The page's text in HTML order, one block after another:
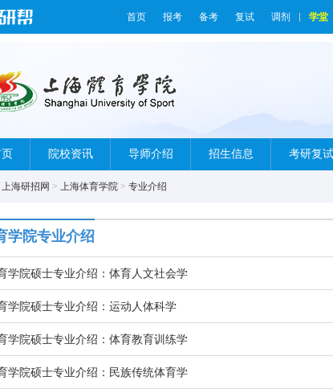
首页 报考 备考 复试 调剂 学堂
院校资讯 导师介绍 招生信息 考研复试
上海研招网 > 上海体育学院 > 专业介绍
学院专业介绍
学院硕士专业介绍：体育人文社会学
学院硕士专业介绍：运动人体科学
学院硕士专业介绍：体育教育训练学
学院硕士专业介绍：民族传统体育学